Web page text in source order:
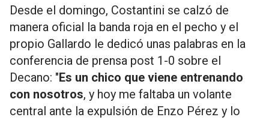
Desde el domingo, Costantini se calzó de
manera oficial la banda roja en el pecho y el
propio Gallardo le dedicó unas palabras en la
conferencia de prensa post 1-0 sobre el
Decano: "Es un chico que viene entrenando
con nosotros, y hoy me faltaba un volante
central ante la expulsión de Enzo Pérez y lo